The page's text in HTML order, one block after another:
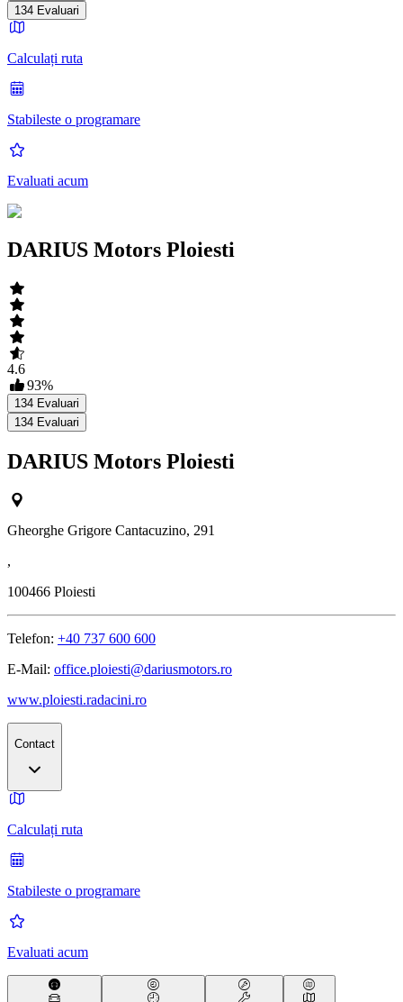
134 Evaluari
Calculați ruta
Stabileste o programare
Evaluati acum
DARIUS Motors Ploiesti
4.6
93%
134 Evaluari
134 Evaluari
DARIUS Motors Ploiesti
Gheorghe Grigore Cantacuzino, 291
,
100466 Ploiesti
Telefon: +40 737 600 600
E-Mail: office.ploiesti@dariusmotors.ro
www.ploiesti.radacini.ro
Contact
Calculați ruta
Stabileste o programare
Evaluati acum